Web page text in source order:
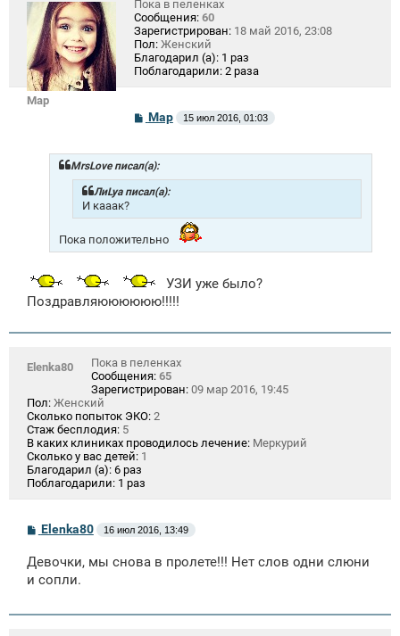
Mар
Пока в пеленках
Сообщения: 60
Зарегистрирован: 18 май 2016, 23:08
Пол: Женский
Благодарил (а): 1 раз
Поблагодарили: 2 раза
С
о
б
щ
е
н
Mар 15 июл 2016, 01:03
MrsLove писал(а):
ЛиLya писал(а):
И кааак?
Пока положительно
УЗИ уже было?
Поздравляюююююю!!!!!
Elenka80
Пока в пеленках
Сообщения: 65
Зарегистрирован: 09 мар 2016, 19:45
Пол: Женский
Сколько попыток ЭКО: 2
Стаж бесплодия: 5
В каких клиниках проводилось лечение: Меркурий
Сколько у вас детей: 1
Благодарил (а): 6 раз
Поблагодарили: 1 раз
С
о
б
щ
и
Elenka80 16 июл 2016, 13:49
Девочки, мы снова в пролете!!! Нет слов одни слюни
и сопли.